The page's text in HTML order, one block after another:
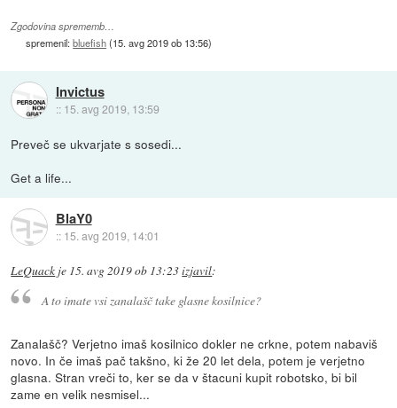
Zgodovina sprememb…
spremenil:bluefish(15. avg 2019 ob 13:56)
Invictus
:: 15. avg 2019, 13:59
Preveč se ukvarjate s sosedi...
Get a life...
BlaY0
:: 15. avg 2019, 14:01
LeQuack je 15. avg 2019 ob 13:23izjavil:
A to imate vsi zanalašč take glasne kosilnice?
Zanalašč? Verjetno imaš kosilnico dokler ne crkne, potem nabaviš
novo. In če imaš pač takšno, ki že 20 let dela, potem je verjetno
glasna. Stran vreči to, ker se da v štacuni kupit robotsko, bi bil
zame en velik nesmisel...